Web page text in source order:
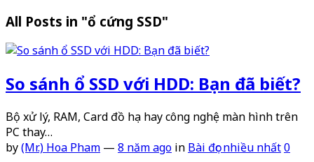
All Posts in "ổ cứng SSD"
So sánh ổ SSD với HDD: Bạn đã biết?
Bộ xử lý, RAM, Card đồ họa hay công nghệ màn hình trên
PC thay…
by(Mr.) Hoa Pham — 8 năm ago in Bài đọc nhiều nhất0